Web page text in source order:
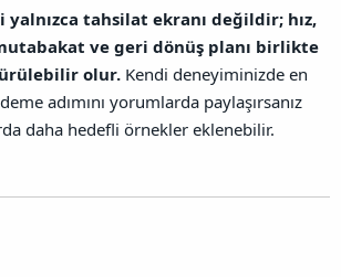
yalnızca tahsilat ekranı değildir; hız,
ve geri dönüş planı birlikte
olur. Kendi deneyiminizde en
adımını yorumlarda paylaşırsanız
daha hedefli örnekler eklenebilir.